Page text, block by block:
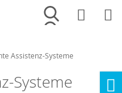
Merkliste
Assistenz-Systeme
Systeme